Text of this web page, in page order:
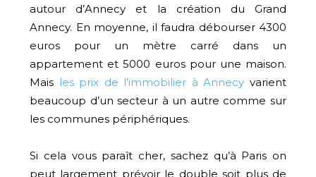
autour d’Annecy et la création du Grand
Annecy. En moyenne, il faudra débourser 4300
euros pour un mètre carré dans un
appartement et 5000 euros pour une maison.
Mais les prix de l’immobilier à Annecy varient
beaucoup d’un secteur à un autre comme sur
les communes périphériques.
Si cela vous paraît cher, sachez qu’à Paris on
peut largement prévoir le double soit plus de